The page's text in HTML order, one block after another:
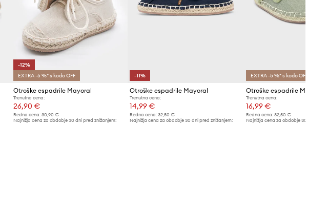
-12%
EXTRA -5 %* s kodo OFF
Otroške espadrile Mayoral
Trenutna cena:
26,90 €
Redna cena: 30,90 €
Najnižja cena za obdobje 30 dni pred znižanjem:
-11%
Otroške espadrile Mayoral
Trenutna cena:
14,99 €
Redna cena:32,50 €
Najnižja cena za obdobje 30 dni pred znižanjem:
EXTRA -5 %* s kodo OFF
Otroške espadrile Mayoral
Trenutna cena:
16,99 €
Redna cena: 32,50 €
Najnižja cena za obdobje 30 dni pred